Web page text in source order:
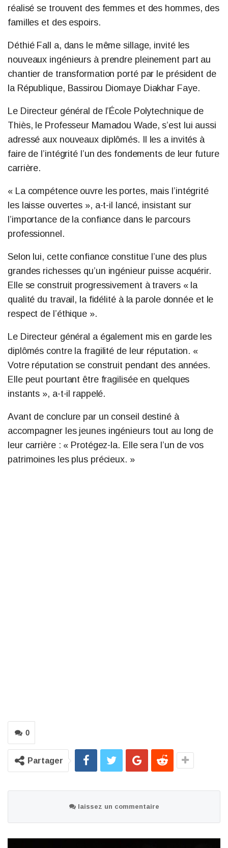
réalisé se trouvent des femmes et des hommes, des
familles et des espoirs.
Déthié Fall a, dans le même sillage, invité les
nouveaux ingénieurs à prendre pleinement part au
chantier de transformation porté par le président de
la République, Bassirou Diomaye Diakhar Faye.
Le Directeur général de l’École Polytechnique de
Thiès, le Professeur Mamadou Wade, s’est lui aussi
adressé aux nouveaux diplômés. Il les a invités à
faire de l’intégrité l’un des fondements de leur future
carrière.
« La compétence ouvre les portes, mais l’intégrité
les laisse ouvertes », a-t-il lancé, insistant sur
l’importance de la confiance dans le parcours
professionnel.
Selon lui, cette confiance constitue l’une des plus
grandes richesses qu’un ingénieur puisse acquérir.
Elle se construit progressivement à travers « la
qualité du travail, la fidélité à la parole donnée et le
respect de l’éthique ».
Le Directeur général a également mis en garde les
diplômés contre la fragilité de leur réputation. «
Votre réputation se construit pendant des années.
Elle peut pourtant être fragilisée en quelques
instants », a-t-il rappelé.
Avant de conclure par un conseil destiné à
accompagner les jeunes ingénieurs tout au long de
leur carrière : « Protégez-la. Elle sera l’un de vos
patrimoines les plus précieux. »
0
Partager
laissez un commentaire